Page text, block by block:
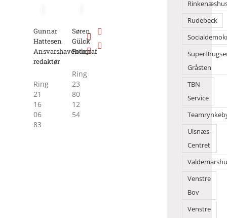
Gunnar
Hattesen
Ansvarshavende
redaktør
Ring
21
16
06
83
Søren
Gülck
Fotograf
Ring
23
80
12
54
Rudebeck
Gråsten
TBN
Service
Ulsnæs-
Centret
Venstre
Bov
Venstre